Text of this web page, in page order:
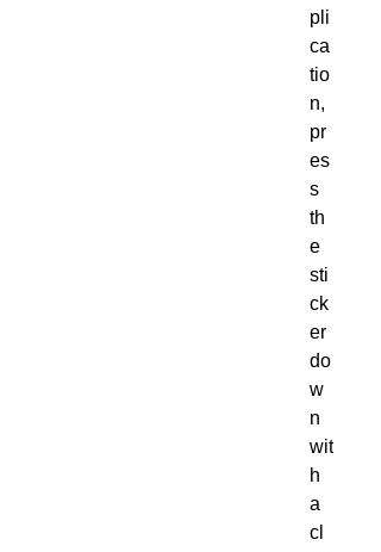
pli
ca
tio
n,
pr
es
s
th
e
sti
ck
er
do
w
n
wit
h
a
cl